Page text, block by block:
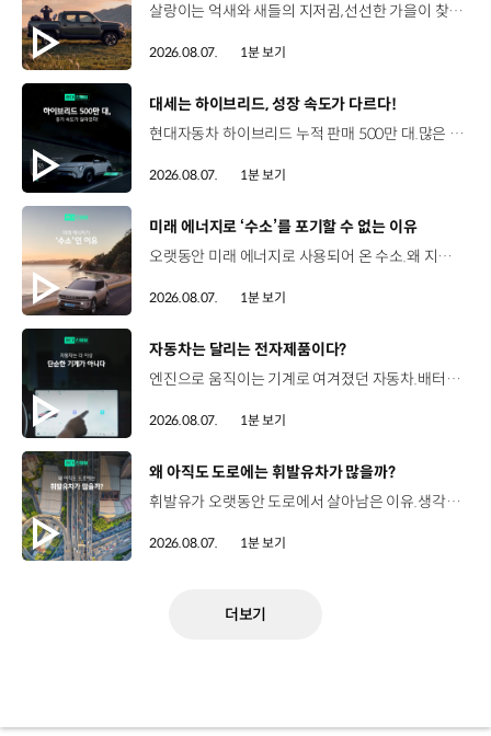
살랑이는 억새와 새들의 지저귐,선선한 가을이 찾아오는 소리. 더 기아 타스만과 함께 계절을 만나보세요. 🎧 *본 영상은 AI를 활용해 제작했습니다. #기아 #더기아타스만 #타스만 #가을 #입추 #Tasman #ASMR
2026.08.07. 1분 보기
[동영상]
대세는 하이브리드, 성장 속도가 다르다!
현대자동차 하이브리드 누적 판매 500만 대.많은 운전자들이 선택한 이유는 무엇일까요? 현대진행형 팟캐스트 EP.21에서 확인하세요.📻 #현대자동차그룹 #현대진행형 #모빌리티팟캐스트 #하이브리드 #연료 #미래모빌리티 #모빌리티
2026.08.07. 1분 보기
[동영상]
미래 에너지로 ‘수소’를 포기할 수 없는 이유
오랫동안 미래 에너지로 사용되어 온 수소.왜 지금까지도 중요한 선택지로 꼽힐까요? 현대진행형 팟캐스트 EP.21에서 확인하세요.📻 #현대자동차그룹 #현대진행형 #모빌리티팟캐스트 #수소전기차 #수소에너지 #연료 #미래모빌리티 #모빌리티
2026.08.07. 1분 보기
[동영상]
자동차는 달리는 전자제품이다?
엔진으로 움직이는 기계로 여겨졌던 자동차.배터리와 소프트웨어를 통해 어떻게 바뀌고 있을까요? 현대진행형 팟캐스트 EP.21에서 확인하세요.📻 #현대자동차그룹 #현대진행형 #모빌리티팟캐스트 #SDV #전기차 #연료 #미래모빌리티 #모빌리티
2026.08.07. 1분 보기
[동영상]
왜 아직도 도로에는 휘발유차가 많을까?
휘발유가 오랫동안 도로에서 살아남은 이유.생각보다 강력한 장점이 있었습니다. 현대진행형 팟캐스트 EP.21에서 확인하세요.📻 #현대자동차그룹 #현대진행형 #모빌리티팟캐스트 #휘발유 #내연기관 #연료 #미래모빌리티 #모빌리티
2026.08.07. 1분 보기
더보기